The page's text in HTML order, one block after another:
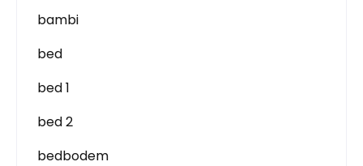
bambi
bed
bed 1
bed 2
bedbodem